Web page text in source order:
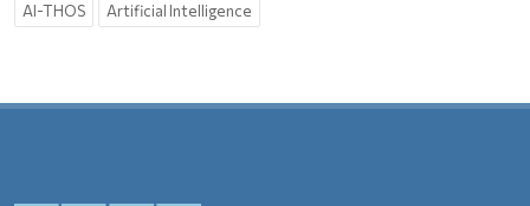
AI-THOS
Artificial Intelligence